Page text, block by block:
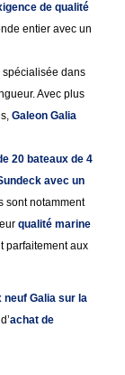
de qualité
entier avec un
dans
Avec plus
Galeon Galia
20 bateaux de 4
avec un
sont notamment
qualité marine
parfaitement aux
neuf Galia sur la
achat de